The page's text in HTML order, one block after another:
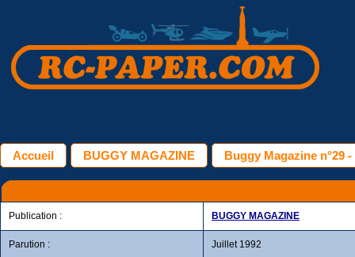
Accueil BUGGY MAGAZINE Buggy Magazine n°29
Publication : BUGGY MAGAZINE
Parution : Juillet 1992